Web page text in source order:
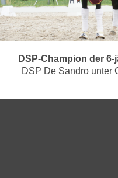
DSP-Champion der 6-
DSP De Sandro unter